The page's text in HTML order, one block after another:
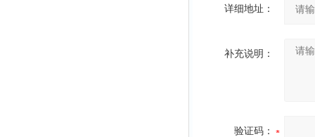
详细地址：
补充说明：
验证码：